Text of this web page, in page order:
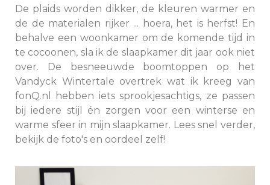
De plaids worden dikker, de kleuren warmer en
de de materialen rijker ... hoera, het is herfst! En
behalve een woonkamer om de komende tijd in
te cocoonen, sla ik de slaapkamer dit jaar ook niet
over. De besneeuwde boomtoppen op het
Vandyck Wintertale overtrek wat ik kreeg van
fonQ.nl hebben iets sprookjesachtigs, ze passen
bij iedere stijl én zorgen voor een winterse en
warme sfeer in mijn slaapkamer. Lees snel verder,
bekijk de foto's en oordeel zelf!